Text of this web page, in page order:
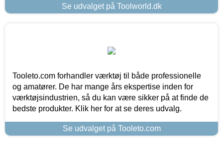
Se udvalget på Toolworld.dk
Tooleto.com forhandler værktøj til både professionelle
og amatører. De har mange års ekspertise inden for
værktøjsindustrien, så du kan være sikker på at finde de
bedste produkter. Klik her for at se deres udvalg.
Se udvalget på Tooleto.com